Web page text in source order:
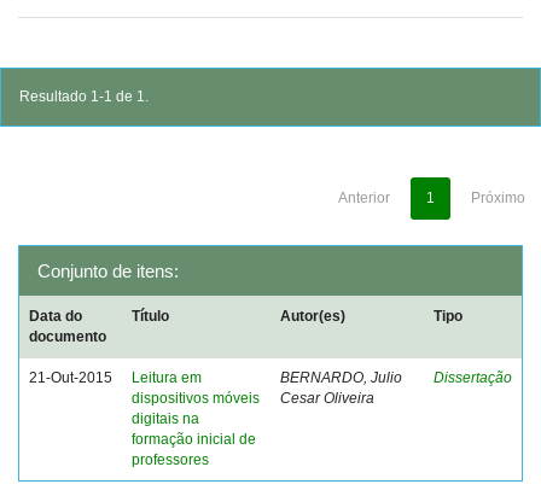
Resultado 1-1 de 1.
Anterior 1 Próximo
Conjunto de itens:
Data do
documento
Título Autor(es) Tipo
21-Out-2015
Leitura em
dispositivos móveis
digitais na
formação inicial de
professores
BERNARDO, Julio
Cesar Oliveira
Dissertação